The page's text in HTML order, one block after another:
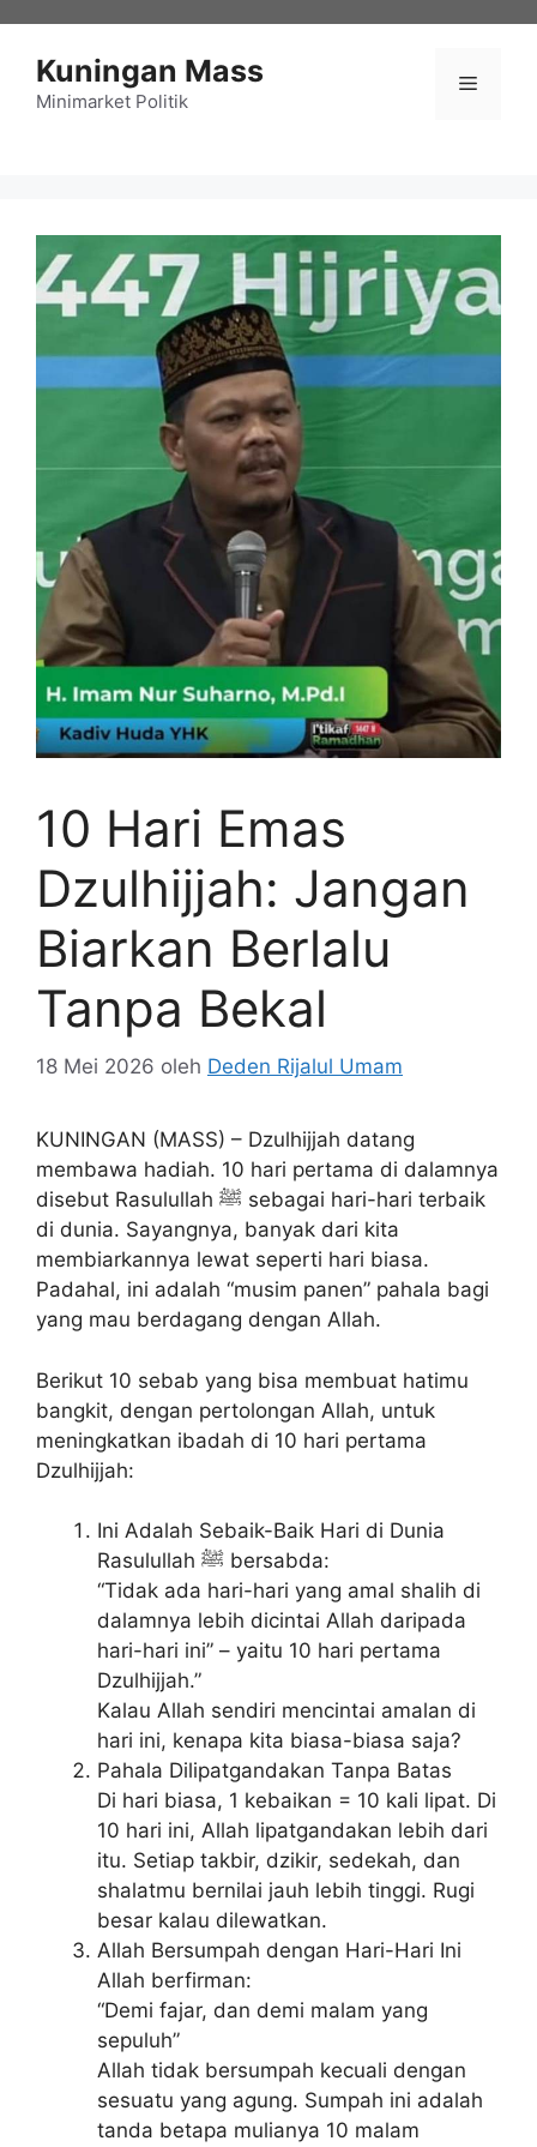
Kuningan Mass
Minimarket Politik
Menu
10 Hari Emas
Dzulhijjah: Jangan
Biarkan Berlalu
Tanpa Bekal
18 Mei 2026 oleh Deden Rijalul Umam
KUNINGAN (MASS) – Dzulhijjah datang
membawa hadiah. 10 hari pertama di dalamnya
disebut Rasulullah ﷺ sebagai hari-hari terbaik
di dunia. Sayangnya, banyak dari kita
membiarkannya lewat seperti hari biasa.
Padahal, ini adalah “musim panen” pahala bagi
yang mau berdagang dengan Allah.
Berikut 10 sebab yang bisa membuat hatimu
bangkit, dengan pertolongan Allah, untuk
meningkatkan ibadah di 10 hari pertama
Dzulhijjah:
Ini Adalah Sebaik-Baik Hari di Dunia
Rasulullah ﷺ bersabda:
“Tidak ada hari-hari yang amal shalih di
dalamnya lebih dicintai Allah daripada
hari-hari ini” – yaitu 10 hari pertama
Dzulhijjah.”
Kalau Allah sendiri mencintai amalan di
hari ini, kenapa kita biasa-biasa saja?
Pahala Dilipatgandakan Tanpa Batas
Di hari biasa, 1 kebaikan = 10 kali lipat. Di
10 hari ini, Allah lipatgandakan lebih dari
itu. Setiap takbir, dzikir, sedekah, dan
shalatmu bernilai jauh lebih tinggi. Rugi
besar kalau dilewatkan.
Allah Bersumpah dengan Hari-Hari Ini
Allah berfirman:
“Demi fajar, dan demi malam yang
sepuluh”
Allah tidak bersumpah kecuali dengan
sesuatu yang agung. Sumpah ini adalah
tanda betapa mulianya 10 malam